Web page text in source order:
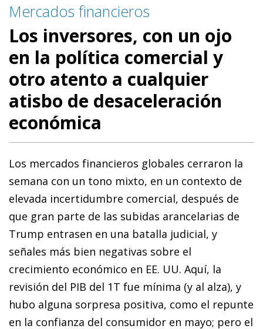
Mercados financieros
Los inversores, con un ojo
en la política comercial y
otro atento a cualquier
atisbo de desaceleración
económica
Los mercados financieros globales cerraron la
semana con un tono mixto, en un contexto de
elevada incertidumbre comercial, después de
que gran parte de las subidas arancelarias de
Trump entrasen en una batalla judicial, y
señales más bien negativas sobre el
crecimiento económico en EE. UU. Aquí, la
revisión del PIB del 1T fue mínima (y al alza), y
hubo alguna sorpresa positiva, como el repunte
en la confianza del consumidor en mayo; pero el